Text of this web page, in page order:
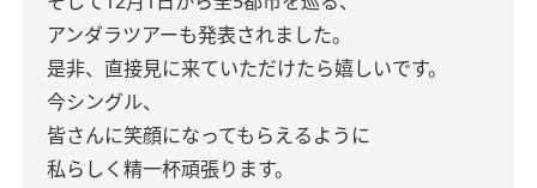
アンダラツアーも発表されました。
是非、直接見に来ていただけたら嬉しいです。
今シングル、
皆さんに笑顔になってもらえるように
私らしく精一杯頑張ります。